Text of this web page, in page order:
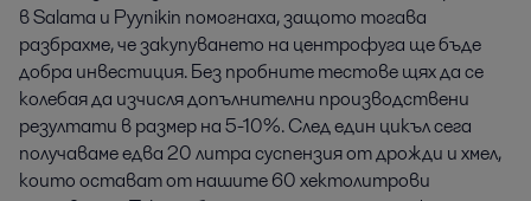
в Salama и Pyynikin помогнаха, защото тогава
разбрахме, че закупуването на центрофуга ще бъде
добра инвестиция. Без пробните тестове щях да се
колебая да изчисля допълнителни производствени
резултати в размер на 5-10%. След един цикъл сега
получаваме едва 20 литра суспензия от дрожди и хмел,
които остават от нашите 60 хектолитрови